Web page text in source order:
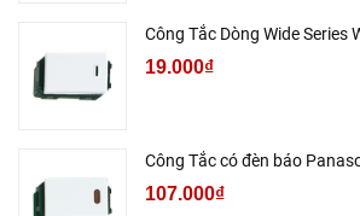
Công Tắc Dòng Wide Series
19.000₫
Công Tắc có đèn báo
107.000₫